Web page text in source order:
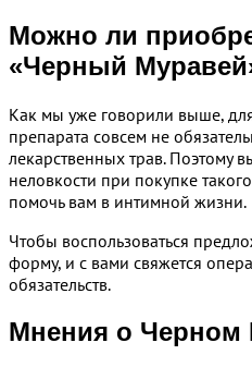
Можно ли
«Черный
Как мы уже говорили выше,
препарата совсем не
лекарственных трав. Поэтому
неловкости при покупке
помочь вам в интимной жизни.
Чтобы воспользоваться
форму, и с вами свяжется
обязательств.
Мнения о Черном